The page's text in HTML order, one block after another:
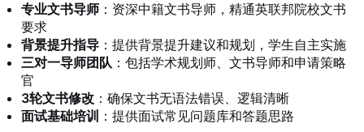
专业文书导师 ：资深中籍文书导师，精通英联邦院校文书
要求
背景提升指导 ：提供背景提升建议和规划，学生自主实施
三对一导师团队 ：包括学术规划师、文书导师和申请策略
官
3轮文书修改 ：确保文书无语法错误、逻辑清晰
面试基础培训 ：提供面试常见问题库和答题思路